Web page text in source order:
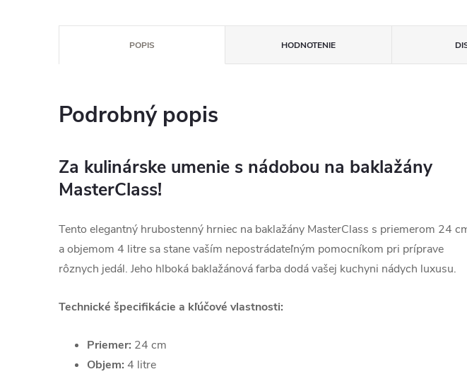
POPIS HODNOTENIE
Podrobný popis
Za kulinárske umenie s nádobou na baklažány
MasterClass!
Tento elegantný hrubostenný hrniec na baklažány MasterClass s priemerom 24
a objemom 4 litre sa stane vaším nepostrádateľným pomocníkom pri príprave
rôznych jedál. Jeho hlboká baklažánová farba dodá vašej kuchyni nádych luxusu.
Technické špecifikácie a kľúčové vlastnosti:
Priemer: 24 cm
Objem: 4 litre